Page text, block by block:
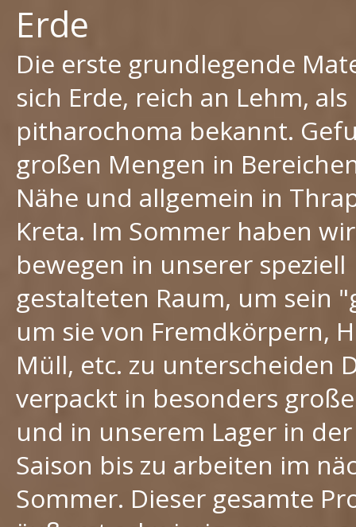
Erde
Die erste grundlegende
sich Erde, reich an Lehm, als
pitharochoma bekannt.
großen Mengen in
Nähe und allgemein in
Kreta. Im Sommer haben
bewegen in unserer speziell
gestalteten Raum, um sein
um sie von Fremdkörpern,
Müll, etc. zu unterscheiden
verpackt in besonders
und in unserem Lager in
Saison bis zu arbeiten im
Sommer. Dieser gesamte